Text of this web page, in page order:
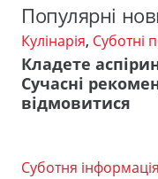
Популярні
Кулінарія, Суботні
Кладете
Сучасні
відмовитися
Суботня інформація